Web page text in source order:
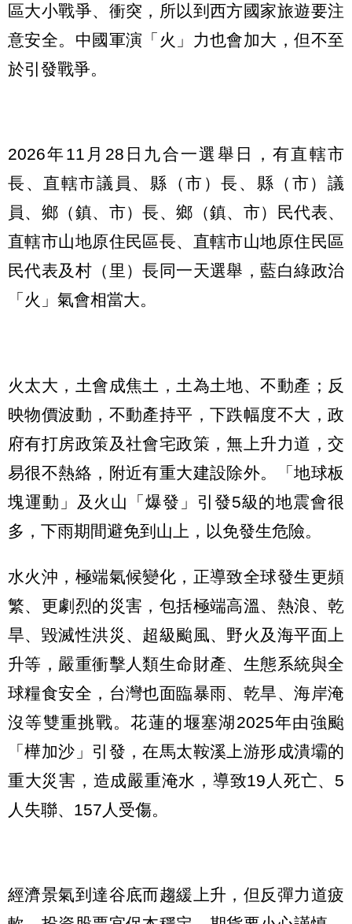
區大小戰爭、衝突，所以到西方國家旅遊要注
意安全。中國軍演「火」力也會加大，但不至
於引發戰爭。
2026年11月28日九合一選舉日，有直轄市
長、直轄市議員、縣（市）長、縣（市）議
員、鄉（鎮、市）長、鄉（鎮、市）民代表、
直轄市山地原住民區長、直轄市山地原住民區
民代表及村（里）長同一天選舉，藍白綠政治
「火」氣會相當大。
火太大，土會成焦土，土為土地、不動產；反
映物價波動，不動產持平，下跌幅度不大，政
府有打房政策及社會宅政策，無上升力道，交
易很不熱絡，附近有重大建設除外。「地球板
塊運動」及火山「爆發」引發5級的地震會很
多，下雨期間避免到山上，以免發生危險。
水火沖，極端氣候變化，正導致全球發生更頻
繁、更劇烈的災害，包括極端高溫、熱浪、乾
旱、毀滅性洪災、超級颱風、野火及海平面上
升等，嚴重衝擊人類生命財產、生態系統與全
球糧食安全，台灣也面臨暴雨、乾旱、海岸淹
沒等雙重挑戰。花蓮的堰塞湖2025年由強颱
「樺加沙」引發，在馬太鞍溪上游形成潰壩的
重大災害，造成嚴重淹水，導致19人死亡、5
人失聯、157人受傷。
經濟景氣到達谷底而趨緩上升，但反彈力道疲